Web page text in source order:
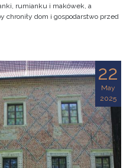
rumianku i makówek, a
chroniły dom i gospodarstwo przed
22
May
2025